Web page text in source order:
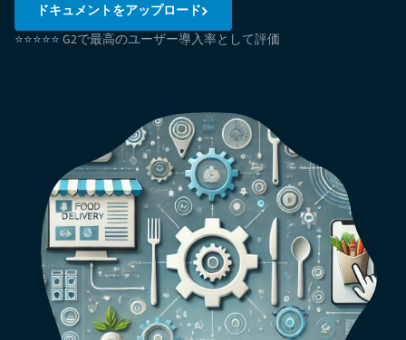
ドキュメントをアップロード
⭐⭐⭐⭐⭐ G2で最高のユーザー導入率として評価